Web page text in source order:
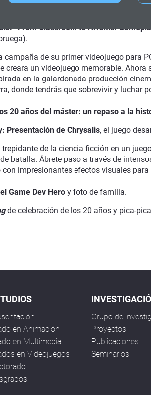
para él y a la vez apasionante.
“From Classroom to Arrakis:
campaña de su primer videojuego para
creara un videojuego memorable. Ahora
en la galardonada producción
donde tendrás que sobrevivir y luchar
20 años del máster: un repaso a la
Presentación de Chrysalis, el juego
de la ciencia ficción en un
batalla. Ábrete paso a través de
impresionantes efectos visuales
Game Dev Hero y foto de familia.
de celebración de los 20 años y pica-
en Animación
en Multimedia
en Videojuegos
Grupo de
Proyectos
Publicaciones
Seminarios